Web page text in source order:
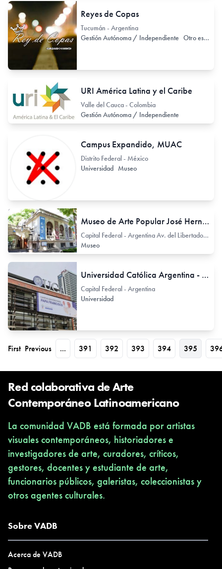
Reyes de Copas
Tucumán - Argentina
Gestión Autónoma / Independiente Otro espacio no exclusivo de arte
URI América Latina y el Caribe
Valle del Cauca - Colombia
Gestión Autónoma / Independiente
Campus Expandido, MUAC
Distrito Federal - México
Universidad Museo
Museo de Arte Popular José Hernández
Capital Federal - Argentina Av. del Libertador 2373
Museo
Universidad Católica Argentina - UCA
Capital Federal - Argentina
Universidad
First Previous ... 391 392 393 394 395
Red colaborativa de Arte
Contemporáneo Latinoamericano
La comunidad VADB está formada por artistas
visuales contemporáneos, historiadores e
investigadores de arte, curadores, críticos,
gestores, docentes y estudiante de arte,
funcionarios públicos, galeristas, coleccionistas y
otros agentes culturales.
Sobre VADB
Acerca de VADB